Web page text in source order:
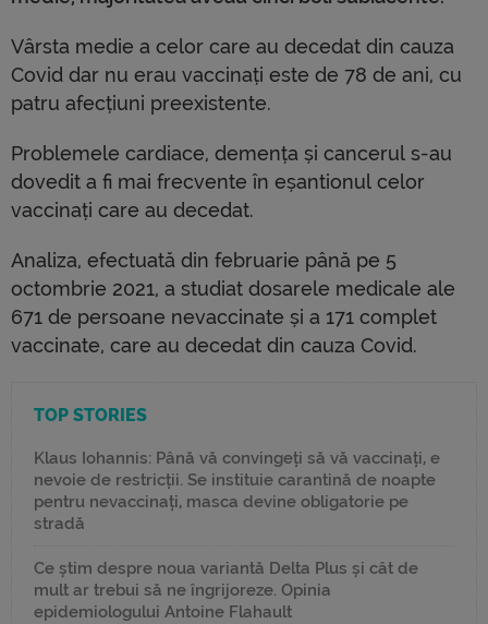
Vârsta medie a celor care au decedat din cauza
Covid dar nu erau vaccinați este de 78 de ani, cu
patru afecțiuni preexistente.
Problemele cardiace, demența și cancerul s-au
dovedit a fi mai frecvente în eșantionul celor
vaccinați care au decedat.
Analiza, efectuată din februarie până pe 5
octombrie 2021, a studiat dosarele medicale ale
671 de persoane nevaccinate și a 171 complet
vaccinate, care au decedat din cauza Covid.
TOP STORIES
Klaus Iohannis: Până vă convingeți să vă vaccinați, e
nevoie de restricții. Se instituie carantină de noapte
pentru nevaccinați, masca devine obligatorie pe
stradă
Ce știm despre noua variantă Delta Plus și cât de
mult ar trebui să ne îngrijoreze. Opinia
epidemiologului Antoine Flahault